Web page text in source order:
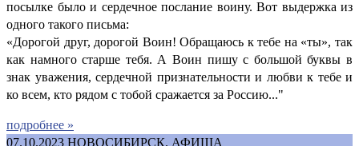
посылке было и сердечное послание воину. Вот выдержка из
одного такого письма:
«Дорогой друг, дорогой Воин! Обращаюсь к тебе на «ты», так
как намного старше тебя. А Воин пишу с большой буквы в
знак уважения, сердечной признательности и любви к тебе и
ко всем, кто рядом с тобой сражается за Россию..."
подробнее »
07.10.2023 НОВОСИБИРСК. АФИША